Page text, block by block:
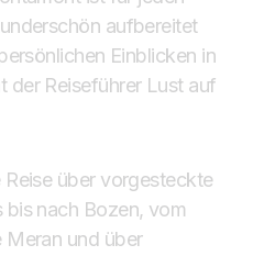
aufbereitet
Einblicken in
der Reiseführer Lust auf
über vorgesteckte
bis nach Bozen, vom
Meran und über